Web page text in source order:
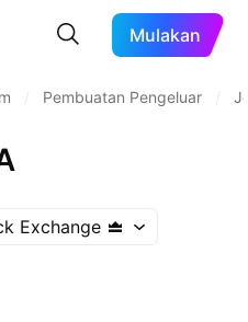
Mulakan
Pembuatan Pengeluar
Exchange